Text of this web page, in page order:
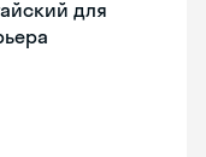
для